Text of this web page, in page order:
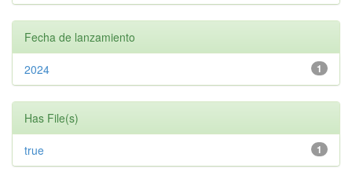
Fecha de lanzamiento
1
2024
Has File(s)
1
true